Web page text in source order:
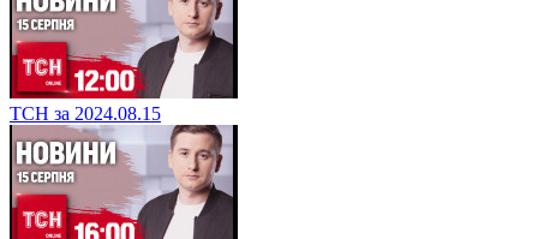
ТСН за 2024.08.15